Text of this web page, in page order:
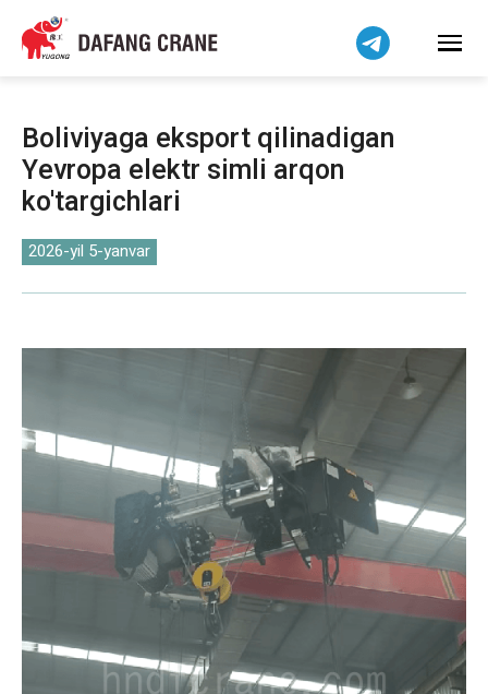
Boliviyaga eksport qilinadigan
Yevropa elektr simli arqon
ko'targichlari
2026-yil 5-yanvar
हिन्दी
Bahasa Indonesia
简体中文
বাংলা
فارسی
Pilipino
اردو
Čeština
Kiswahili
Dansk